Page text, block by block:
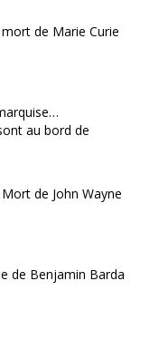
de Marie Curie
au bord de
de John Wayne
de Benjamin Barda